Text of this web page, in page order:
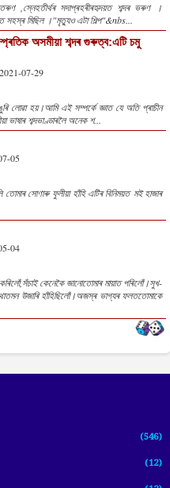
,স্নেহতীৰ্থৰ সদাপ্ৰহৰীৰহৃদয়ত শব্দৰ ভৰুণ ।
সহস্ৰ মিছিল ।"মৃত্যুও এটা শিল্প"&nbs...
অসমীয়া শব্দৰ গুৰুত্ব:এটি চমু
07-29
লোৱা হয়।আমি এই সম্পৰ্কে জ্ঞাত যে অতি প্ৰাচীন
ভাষাৰ শব্দভাণ্ডাৰলৈ অনেক শ...
05
সোণাৰু ফুলীয়া হাঁহি এটিৰ বিনিময়ত মই হাজাৰ
04
কেনেকৈ জানোতোমাৰ মায়াত পৰিলোঁ।সুখ-
কথাতমন উজাৰি হাঁহিছিলোঁ।অজস্ৰ ভাগ্যৰ ফলততোমাকে
(546)
(12)